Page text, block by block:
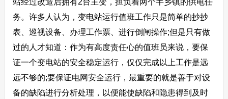
站经过改造后拥有2台主变，担负着两个半乡镇的供电任
务。许多人认为，变电站运行值班工作只是简单的抄抄
表、巡视设备、办理工作票、进行倒闸操作;但是只有做
过的人才知道：作为有高度责任心的值班员来说，要保
证一个变电站的安全稳定运行，仅仅完成以上工作是远
远不够的;要保证电网安全运行，最重要的就是善于对设
备的缺陷进行分析处理，以便能使缺陷和隐患得到及时